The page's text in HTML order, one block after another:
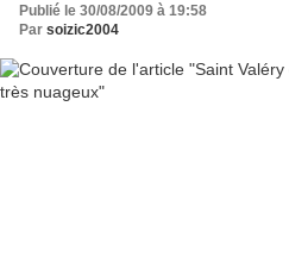
Publié le 30/08/2009 à 19:58
Par soizic2004